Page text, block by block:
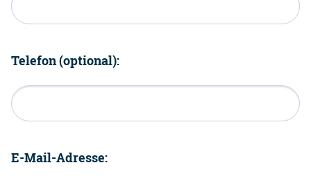
Telefon (optional):
E-Mail-Adresse: